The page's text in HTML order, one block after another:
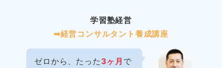
学習塾経営
➡︎経営コンサルタント養成講座
ゼロから、たった 3ヶ月 で